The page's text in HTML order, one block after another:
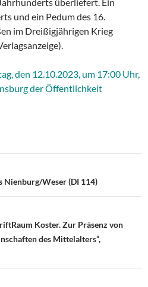
überliefert. Ein
und ein Pedum des 16.
im Dreißigjährigen Krieg
den 12.10.2023, um 17:00 Uhr,
der Öffentlichkeit
Nienburg/Weser (DI 114)
Koster. Zur Präsenz von
des Mittelalters“,